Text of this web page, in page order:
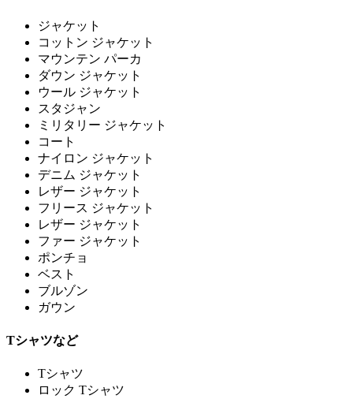
ジャケット
コットン ジャケット
マウンテン パーカ
ダウン ジャケット
ウール ジャケット
スタジャン
ミリタリー ジャケット
コート
ナイロン ジャケット
デニム ジャケット
レザー ジャケット
フリース ジャケット
レザー ジャケット
ファー ジャケット
ポンチョ
ベスト
ブルゾン
ガウン
Tシャツなど
Tシャツ
ロック Tシャツ